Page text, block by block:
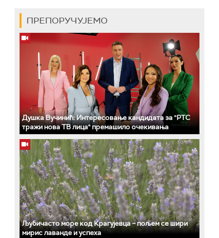
ПРЕПОРУЧУЈЕМО
Душка Вучинић: Интересовање кандидата за "РТС
тражи нова ТВ лица" премашило очекивања
Љубичасто море код Крагујевца – пољем се шири
мирис лаванде и успеха